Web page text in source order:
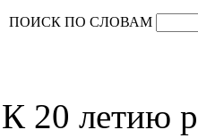
ПОИСК ПО СЛОВАМ
К 20 летию